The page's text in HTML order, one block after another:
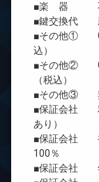
■楽 器
■鍵交換代
■その他①
込）
■その他②
（税込）
■その他③ 契
■保証会社
あり）
■保証会社 初
100％
■保証会社